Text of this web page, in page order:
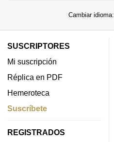
Cambiar idioma:
SUSCRIPTORES
Mi suscripción
Réplica en PDF
Hemeroteca
Suscríbete
REGISTRADOS